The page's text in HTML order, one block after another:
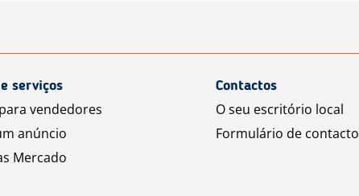
serviços
vendedores
anúncio
Mercado
Contactos
O seu escritório local
Formulário de contacto